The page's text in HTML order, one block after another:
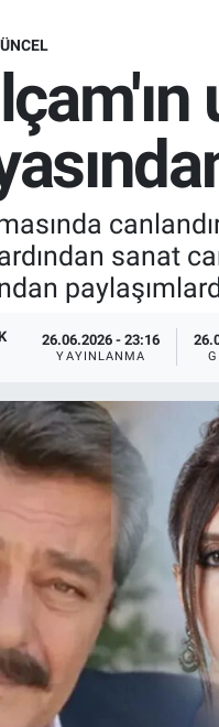
ardından sanat
26.06.2026 - 23:16
YAYINLANMA